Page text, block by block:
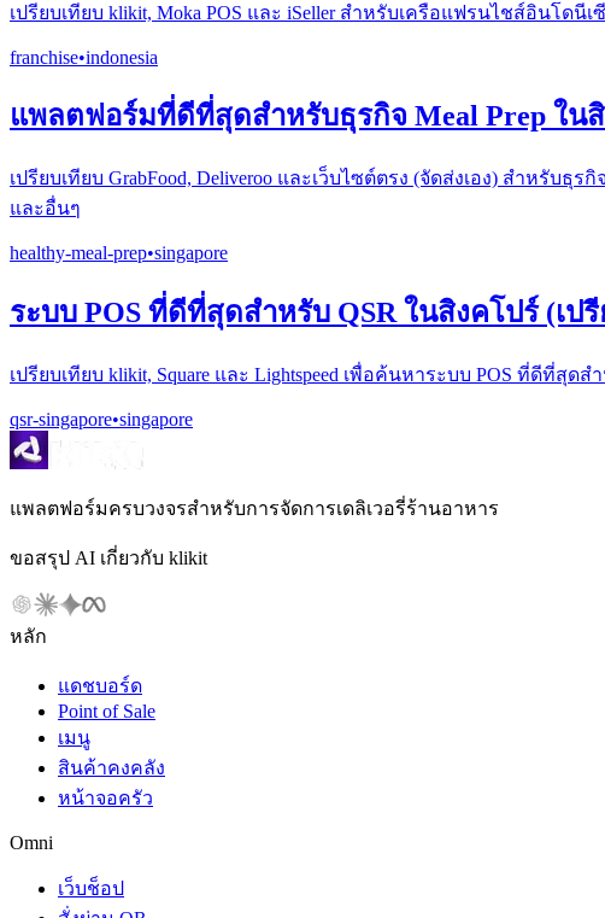
เปรียบเทียบ klikit, Moka POS และ iSeller สำหรับเครือแฟรนไชส์อินโดนี
franchise•indonesia
แพลตฟอร์มที่ดีที่สุดสำหรับธุรกิจ Meal Prep ในสิ
เปรียบเทียบ GrabFood, Deliveroo และเว็บไซต์ตรง (จัดส่งเอง) สำหรั
และอื่นๆ
healthy-meal-prep•singapore
ระบบ POS ที่ดีที่สุดสำหรับ QSR ในสิงคโปร์ (เปรี
เปรียบเทียบ klikit, Square และ Lightspeed เพื่อค้นหาระบบ POS ที่ดีที่
qsr-singapore•singapore
แพลตฟอร์มครบวงจรสำหรับการจัดการเดลิเวอรี่ร้านอาหาร
ขอสรุป AI เกี่ยวกับ klikit
หลัก
แดชบอร์ด
Point of Sale
เมนู
สินค้าคงคลัง
หน้าจอครัว
Omni
เว็บช็อป